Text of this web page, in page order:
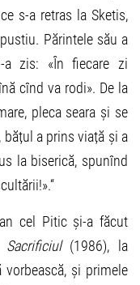
s-a retras la Sketis,
Părintele său a
zis: «În fiecare zi
cînd va rodi». De la
pleca seara și se
bățul a prins viață și a
la biserică, spunînd
cel Pitic și-a făcut
Sacrificiul(1986), la
și primele